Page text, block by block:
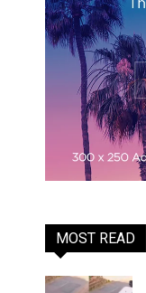
MOST READ